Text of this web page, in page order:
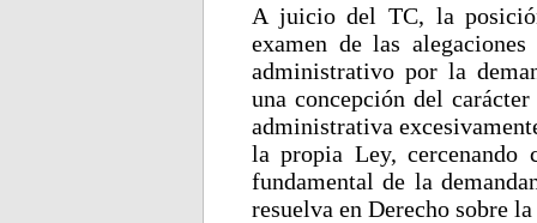
A juicio del TC, la
examen de las
administrativo por la
una concepción del
administrativa
la propia Ley, cercenando
fundamental de la
resuelva en Derecho sobre